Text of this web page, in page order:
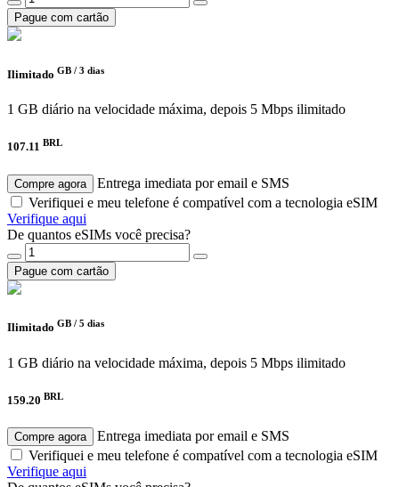
Pague com cartão
Ilimitado GB / 3 dias
1 GB diário na velocidade máxima, depois 5 Mbps ilimitado
107.11 BRL
Compre agora
Entrega imediata por email e SMS
Verifiquei e meu telefone é compatível com a tecnologia eSIM
Verifique aqui
De quantos eSIMs você precisa?
Pague com cartão
Ilimitado GB / 5 dias
1 GB diário na velocidade máxima, depois 5 Mbps ilimitado
159.20 BRL
Compre agora
Entrega imediata por email e SMS
Verifiquei e meu telefone é compatível com a tecnologia eSIM
Verifique aqui